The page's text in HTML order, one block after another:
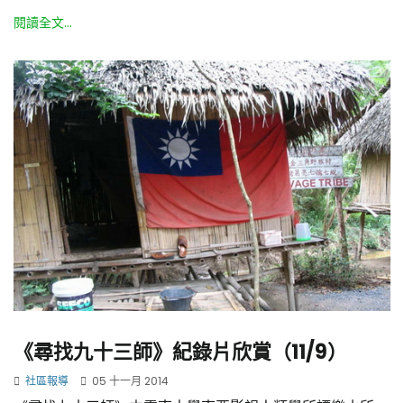
閱讀全文...
《尋找九十三師》紀錄片欣賞（11/9）
社區報導 05 十一月 2014